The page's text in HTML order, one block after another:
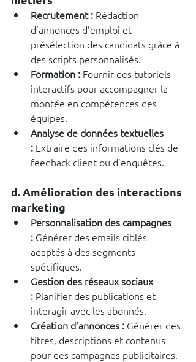
Recrutement : Rédaction
d’annonces d’emploi et
présélection des candidats grâce à
des scripts personnalisés.
Formation : Fournir des tutoriels
interactifs pour accompagner la
montée en compétences des
équipes.
Analyse de données textuelles
: Extraire des informations clés de
feedback client ou d’enquêtes.
d. Amélioration des interactions
marketing
Personnalisation des campagnes
: Générer des emails ciblés
adaptés à des segments
spécifiques.
Gestion des réseaux sociaux
: Planifier des publications et
interagir avec les abonnés.
Création d’annonces : Générer des
titres, descriptions et contenus
pour des campagnes publicitaires.